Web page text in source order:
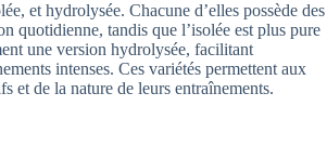
et hydrolysée. Chacune d’elles possède des
quotidienne, tandis que l’isolée est plus pure
une version hydrolysée, facilitant
intenses. Ces variétés permettent aux
et de la nature de leurs entraînements.